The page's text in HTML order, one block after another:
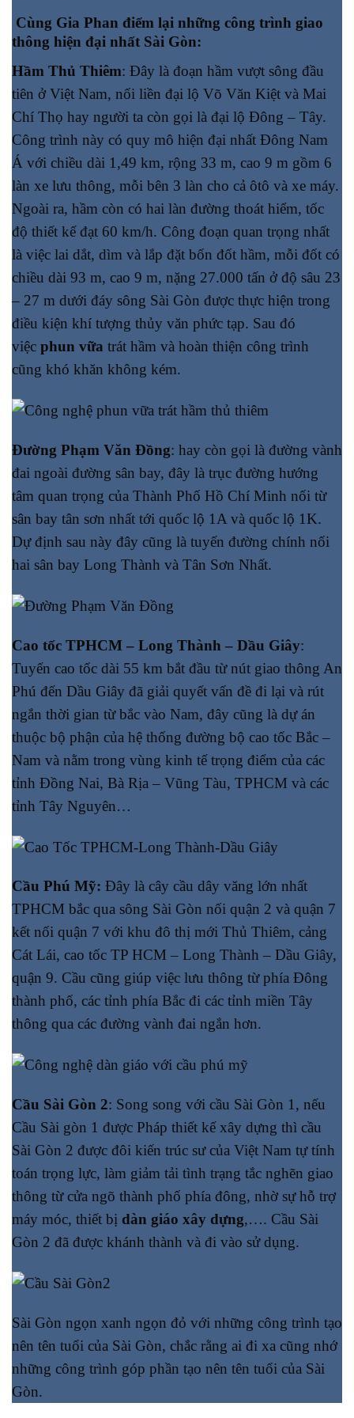
Cùng Gia Phan điểm lại những công trình giao
thông hiện đại nhất Sài Gòn:
Hầm Thủ Thiêm: Đây là đoạn hầm vượt sông đầu
tiên ở Việt Nam, nối liền đại lộ Võ Văn Kiệt và Mai
Chí Thọ hay người ta còn gọi là đại lộ Đông – Tây.
Công trình này có quy mô hiện đại nhất Đông Nam
Á với chiều dài 1,49 km, rộng 33 m, cao 9 m gồm 6
làn xe lưu thông, mỗi bên 3 làn cho cả ôtô và xe máy.
Ngoài ra, hầm còn có hai làn đường thoát hiểm, tốc
độ thiết kế đạt 60 km/h. Công đoạn quan trọng nhất
là việc lai dắt, dìm và lắp đặt bốn đốt hầm, mỗi đốt có
chiều dài 93 m, cao 9 m, nặng 27.000 tấn ở độ sâu 23
– 27 m dưới đáy sông Sài Gòn được thực hiện trong
điều kiện khí tượng thủy văn phức tạp. Sau đó
việc phun vữa trát hầm và hoàn thiện công trình
cũng khó khăn không kém.
Đường Phạm Văn Đồng: hay còn gọi là đường vành
đai ngoài đường sân bay, đây là trục đường hướng
tâm quan trọng của Thành Phố Hồ Chí Minh nối từ
sân bay tân sơn nhất tới quốc lộ 1A và quốc lộ 1K.
Dự định sau này đây cũng là tuyến đường chính nối
hai sân bay Long Thành và Tân Sơn Nhất.
Cao tốc TPHCM – Long Thành – Dầu Giây:
Tuyến cao tốc dài 55 km bắt đầu từ nút giao thông An
Phú đến Dầu Giây đã giải quyết vấn đề đi lại và rút
ngắn thời gian từ bắc vào Nam, đây cũng là dự án
thuộc bộ phận của hệ thống đường bộ cao tốc Bắc –
Nam và nằm trong vùng kinh tế trọng điểm của các
tỉnh Đồng Nai, Bà Rịa – Vũng Tàu, TPHCM và các
tỉnh Tây Nguyên…
Cầu Phú Mỹ: Đây là cây cầu dây văng lớn nhất
TPHCM bắc qua sông Sài Gòn nối quận 2 và quận 7
kết nối quận 7 với khu đô thị mới Thủ Thiêm, cảng
Cát Lái, cao tốc TP HCM – Long Thành – Dầu Giây,
quận 9. Cầu cũng giúp việc lưu thông từ phía Đông
thành phố, các tỉnh phía Bắc đi các tỉnh miền Tây
thông qua các đường vành đai ngắn hơn.
Cầu Sài Gòn 2: Song song với cầu Sài Gòn 1, nếu
Cầu Sài gòn 1 được Pháp thiết kế xây dựng thì cầu
Sài Gòn 2 được đôi kiến trúc sư của Việt Nam tự tính
toán trọng lực, làm giảm tải tình trạng tắc nghẽn giao
thông từ cửa ngõ thành phố phía đông, nhờ sự hỗ trợ
máy móc, thiết bị dàn giáo xây dựng,…. Cầu Sài
Gòn 2 đã được khánh thành và đi vào sử dụng.
Sài Gòn ngọn xanh ngọn đỏ với những công trình tạo
nên tên tuổi của Sài Gòn, chắc rằng ai đi xa cũng nhớ
những công trình góp phần tạo nên tên tuổi của Sài
Gòn.